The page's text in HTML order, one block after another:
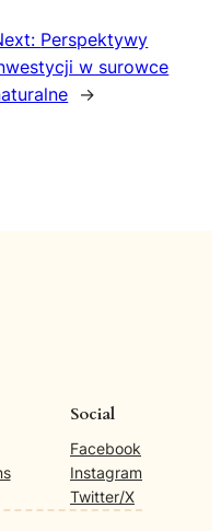
Perspektywy
w surowce
→
Social
Facebook
Instagram
Twitter/X